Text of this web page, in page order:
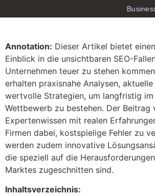
Annotation: Dieser Artikel bietet
Einblick in die unsichtbaren SEO-
Unternehmen teuer zu stehen
erhalten praxisnahe Analysen,
wertvolle Strategien, um langfristig
Wettbewerb zu bestehen. Der Beitrag
Expertenwissen mit realen
Firmen dabei, kostspielige Fehler zu
werden zudem innovative
die speziell auf die
Marktes zugeschnitten sind.
Inhaltsverzeichnis: